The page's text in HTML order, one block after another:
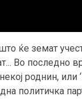
ќе земат
Во последно
роднин, или
политичка